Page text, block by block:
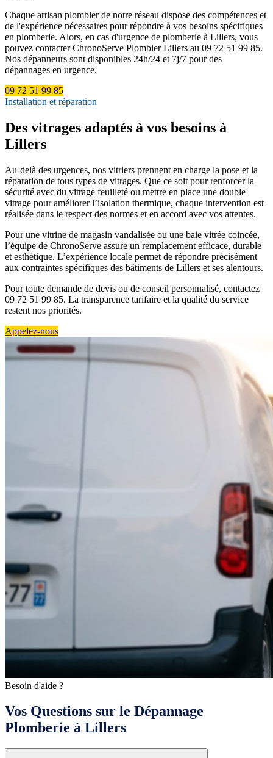
Chaque artisan plombier de notre réseau dispose des compétences et
de l'expérience nécessaires pour répondre à vos besoins spécifiques
en plomberie. Alors, en cas d'urgence de plomberie à Lillers, vous
pouvez contacter ChronoServe Plombier Lillers au 09 72 51 99 85.
Nos dépanneurs sont disponibles 24h/24 et 7j/7 pour des
dépannages en urgence.
09 72 51 99 85
Installation et réparation
Des vitrages adaptés à vos besoins à
Lillers
Au-delà des urgences, nos vitriers prennent en charge la pose et la
réparation de tous types de vitrages. Que ce soit pour renforcer la
sécurité avec du vitrage feuilleté ou mettre en place une double
vitrage pour améliorer l’isolation thermique, chaque intervention est
réalisée dans le respect des normes et en accord avec vos attentes.
Pour une vitrine de magasin vandalisée ou une baie vitrée coincée,
l’équipe de ChronoServe assure un remplacement efficace, durable
et esthétique. L’expérience locale permet de répondre précisément
aux contraintes spécifiques des bâtiments de Lillers et ses alentours.
Pour toute demande de devis ou de conseil personnalisé, contactez
09 72 51 99 85. La transparence tarifaire et la qualité du service
restent nos priorités.
Appelez-nous
Besoin d'aide ?
Vos Questions sur le Dépannage
Plomberie à Lillers